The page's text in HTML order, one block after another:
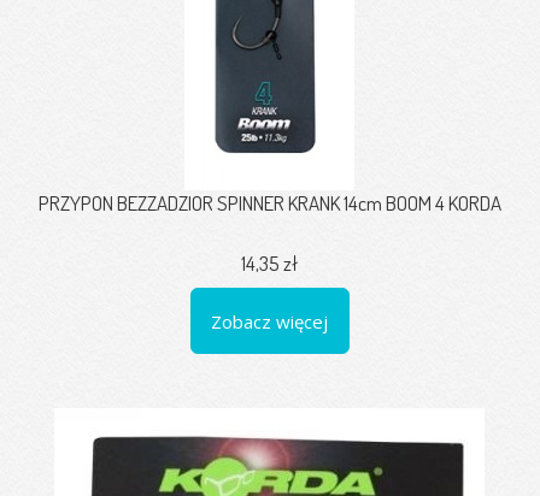
PRZYPON BEZZADZIOR SPINNER KRANK 14cm BOOM 4 KORDA
14,35 zł
Zobacz więcej